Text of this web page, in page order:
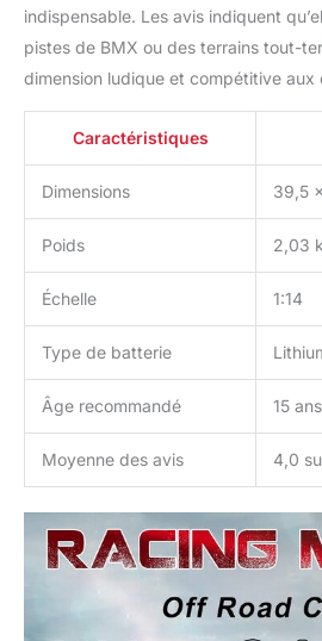
indispensable. Les avis indiquent
pistes de BMX ou des terrains tout-
dimension ludique et compétitive aux
Caractéristiques
Dimensions 39,5
Poids 2,03
Échelle 1:14
Type de batterie
Âge recommandé 15
Moyenne des avis 4,0